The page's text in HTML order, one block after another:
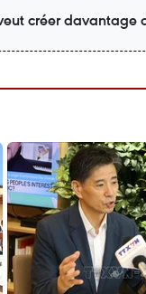
créer davantage